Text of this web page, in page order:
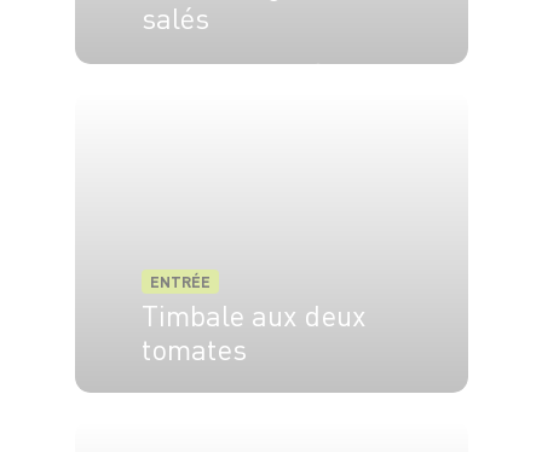
salés
ENTRÉE
Timbale aux deux
tomates